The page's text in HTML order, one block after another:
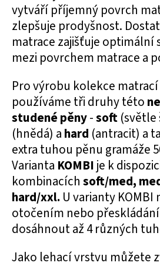
vytváří příjemný povrch
zlepšuje prodyšnost.
matrace zajišťuje
mezi povrchem matrace a
Pro výrobu kolekce matrací
používáme tři druhy této
studené pěny-soft (světle
(hnědá) a hard (antracit) a
extra tuhou pěnu gramáže
Varianta KOMBI je k
kombinacích soft/med,
hard/xxl. U varianty
otočením nebo
dosáhnout až 4 různých
Jako lehací vrstvu můžete